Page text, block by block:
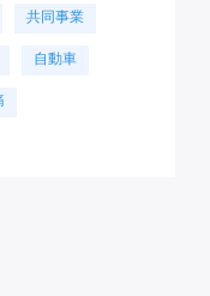
共同事業
自動車